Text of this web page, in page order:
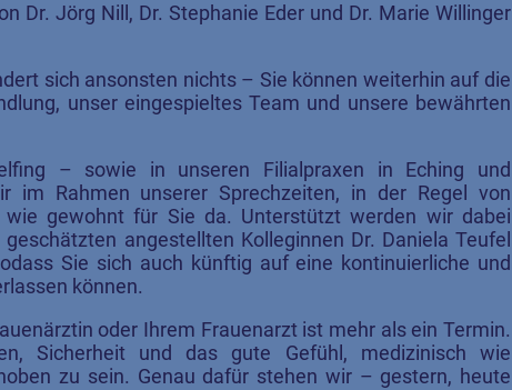
Dr. Jörg Nill, Dr. Stephanie Eder und Dr. Marie Willinger
sich ansonsten nichts – Sie können weiterhin auf die
unser eingespieltes Team und unsere bewährten
– sowie in unseren Filialpraxen in Eching und
im Rahmen unserer Sprechzeiten, in der Regel von
wie gewohnt für Sie da. Unterstützt werden wir dabei
angestellten Kolleginnen Dr. Daniela Teufel
Sie sich auch künftig auf eine kontinuierliche und
können.
oder Ihrem Frauenarzt ist mehr als ein Termin.
Sicherheit und das gute Gefühl, medizinisch wie
zu sein. Genau dafür stehen wir – gestern, heute